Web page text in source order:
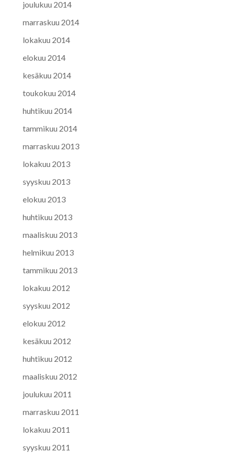
joulukuu 2014
marraskuu 2014
lokakuu 2014
elokuu 2014
kesäkuu 2014
toukokuu 2014
huhtikuu 2014
tammikuu 2014
marraskuu 2013
lokakuu 2013
syyskuu 2013
elokuu 2013
huhtikuu 2013
maaliskuu 2013
helmikuu 2013
tammikuu 2013
lokakuu 2012
syyskuu 2012
elokuu 2012
kesäkuu 2012
huhtikuu 2012
maaliskuu 2012
joulukuu 2011
marraskuu 2011
lokakuu 2011
syyskuu 2011